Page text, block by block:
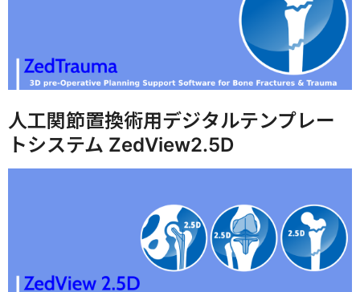
人工関節置換術用デジタルテンプレー
トシステム ZedView2.5D